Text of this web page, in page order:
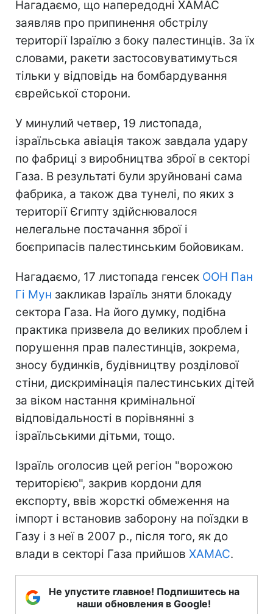
Нагадаємо, що напередодні ХАМАС
заявляв про припинення обстрілу
території Ізраїлю з боку палестинців. За їх
словами, ракети застосовуватимуться
тільки у відповідь на бомбардування
єврейської сторони.
У минулий четвер, 19 листопада,
ізраїльська авіація також завдала удару
по фабриці з виробництва зброї в секторі
Газа. В результаті були зруйновані сама
фабрика, а також два тунелі, по яких з
території Єгипту здійснювалося
нелегальне постачання зброї і
боєприпасів палестинським бойовикам.
Нагадаємо, 17 листопада генсек ООН Пан
Гі Мун закликав Ізраїль зняти блокаду
сектора Газа. На його думку, подібна
практика призвела до великих проблем і
порушення прав палестинців, зокрема,
зносу будинків, будівництву розділової
стіни, дискримінація палестинських дітей
за віком настання кримінальної
відповідальності в порівнянні з
ізраїльськими дітьми, тощо.
Ізраїль оголосив цей регіон "ворожою
територією", закрив кордони для
експорту, ввів жорсткі обмеження на
імпорт і встановив заборону на поїздки в
Газу і з неї в 2007 р., після того, як до
влади в секторі Газа прийшов ХАМАС.
Не упустите главное! Подпишитесь на
наши обновления в Google!